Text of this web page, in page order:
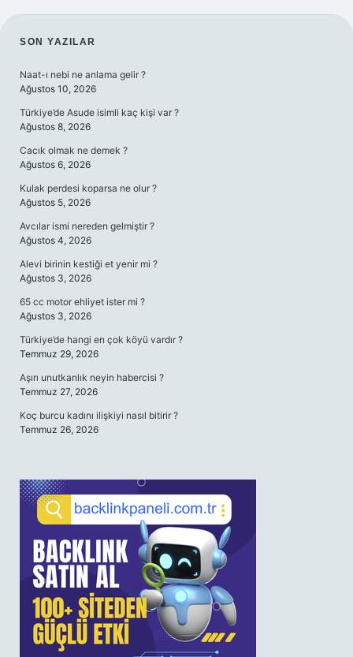
SIDEBAR
SON YAZILAR
Naat-ı nebi ne anlama gelir ?
Ağustos 10, 2026
Türkiye’de Asude isimli kaç kişi var ?
Ağustos 8, 2026
Cacık olmak ne demek ?
Ağustos 6, 2026
Kulak perdesi koparsa ne olur ?
Ağustos 5, 2026
Avcılar ismi nereden gelmiştir ?
Ağustos 4, 2026
Alevi birinin kestiği et yenir mi ?
Ağustos 3, 2026
65 cc motor ehliyet ister mi ?
Ağustos 3, 2026
Türkiye’de hangi en çok köyü vardır ?
Temmuz 29, 2026
Aşırı unutkanlık neyin habercisi ?
Temmuz 27, 2026
Koç burcu kadını ilişkiyi nasıl bitirir ?
Temmuz 26, 2026